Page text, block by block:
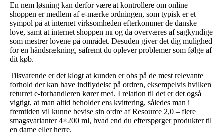
En nem løsning kan derfor være at kontrollere om online
shoppen er medlem af e-mærke ordningen, som typisk er et
sympol på at internet virksomheden efterkommer de danske
love, samt at internet shoppen nu og da overværes af sagkyndige
som mestrer lovene på området. Desuden giver det dig mulighed
for en håndsrækning, såfremt du oplever problemer som følge af
dit køb.
Tilsvarende er det klogt at kunden er obs på de mest relevante
forhold der kan have indflydelse på ordren, eksempelvis hvilken
returret e-forhandleren kører med. I relation til det er det også
vigtigt, at man altid beholder ens kvittering, således man i
fremtiden vil kunne bevise sin ordre af Resource 2,0 – flere
smagsvarianter 4×200 ml, hvad end du efterspørger produkter til
en dame eller herre.